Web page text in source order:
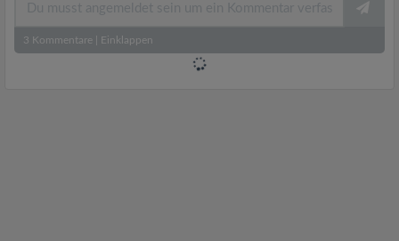
3 Kommentare Einklappen